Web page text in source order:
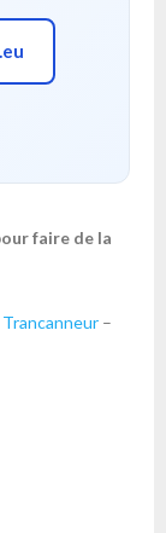
faire de la
Trancanneur –